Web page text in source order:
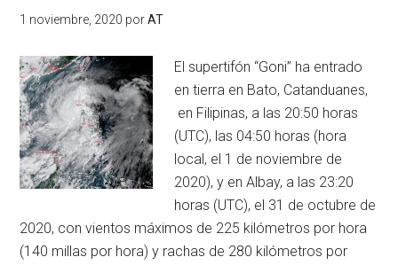
1 noviembre, 2020 porAT
El supertifón “Goni” ha entrado
en tierra en Bato, Catanduanes,
en Filipinas, a las 20:50 horas
(UTC), las 04:50 horas (hora
local, el 1 de noviembre de
2020), y en Albay, a las 23:20
horas (UTC), el 31 de octubre de
2020, con vientos máximos de 225 kilómetros por hora
(140 millas por hora) y rachas de 280 kilómetros por